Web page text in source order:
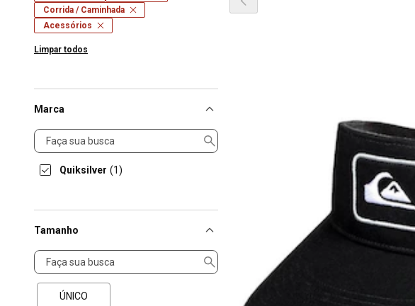
Corrida / Caminhada
Acessórios
Limpar todos
Marca
Marca
Quiksilver (1)
Tamanho
Tamanho
ÚNICO